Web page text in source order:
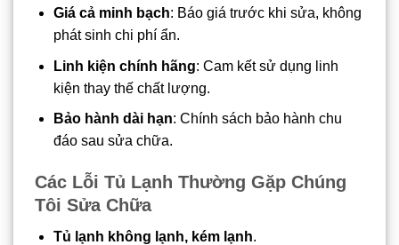
Giá cả minh bạch: Báo giá trước khi sửa, không
phát sinh chi phí ẩn.
Linh kiện chính hãng: Cam kết sử dụng linh
kiện thay thế chất lượng.
Bảo hành dài hạn: Chính sách bảo hành chu
đáo sau sửa chữa.
Các Lỗi Tủ Lạnh Thường Gặp Chúng
Tôi Sửa Chữa
Tủ lạnh không lạnh, kém lạnh.